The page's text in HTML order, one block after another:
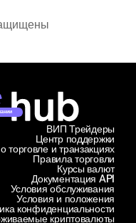
Центр поддержки
и транзакциях
ВИП Трейдеры
Правила торговли
Курсы валют
Документация API
Условия обслуживания
Условия и положения
конфиденциальности
криптовалюты